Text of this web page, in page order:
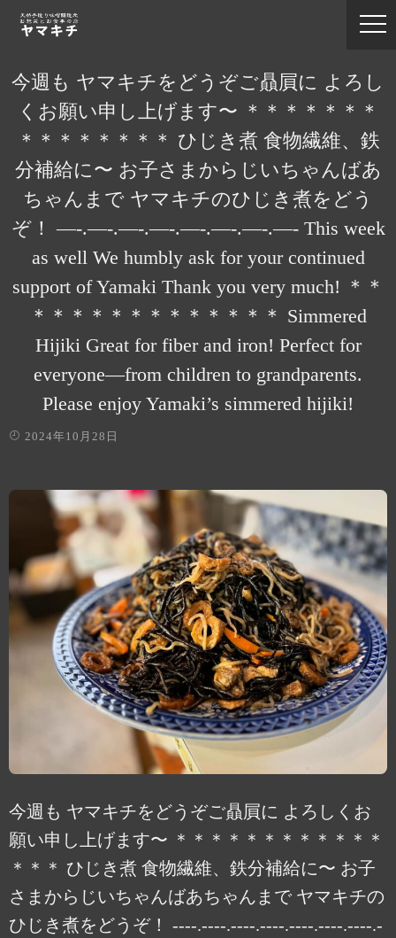
今週も ヤマキチをどうぞご贔屓に よろし
くお願い申し上げます〜 ＊＊＊＊＊＊＊
＊＊＊＊＊＊＊＊ ひじき煮 食物繊維、鉄
分補給に〜 お子さまからじいちゃんばあ
ちゃんまで ヤマキチのひじき煮をどう
ぞ！ —-.—-.—-.—-.—-.—-.—-.—- This week
as well We humbly ask for your continued
support of Yamaki Thank you very much! ＊＊
＊＊＊＊＊＊＊＊＊＊＊＊＊ Simmered
Hijiki Great for fiber and iron! Perfect for
everyone—from children to grandparents.
Please enjoy Yamaki’s simmered hijiki!
2024年10月28日
今週も ヤマキチをどうぞご贔屓に よろしくお
願い申し上げます〜 ＊＊＊＊＊＊＊＊＊＊＊＊
＊＊＊ ひじき煮 食物繊維、鉄分補給に〜 お子
さまからじいちゃんばあちゃんまで ヤマキチの
ひじき煮をどうぞ！ ----.----.----.----.----.----.----.-